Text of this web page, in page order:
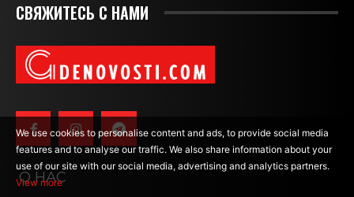
СВЯЖИТЕСЬ С НАМИ
О НАС
We use cookies to personalise content and ads, to provide social media
features and to analyse our traffic. We also share information about your
use of our site with our social media, advertising and analytics partners.
View more